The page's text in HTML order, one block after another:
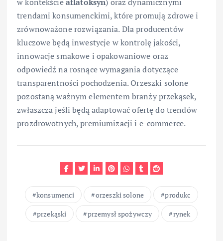
w kontekścieaflatoksyn) oraz dynamicznymi
trendami konsumenckimi, które promują zdrowe i
zrównoważone rozwiązania. Dla producentów
kluczowe będą inwestycje w kontrolę jakości,
innowacje smakowe i opakowaniowe oraz
odpowiedź na rosnące wymagania dotyczące
transparentności pochodzenia. Orzeszki solone
pozostaną ważnym elementem branży przekąsek,
zwłaszcza jeśli będą adaptować ofertę do trendów
prozdrowotnych, premiumizacji i e-commerce.
konsumenci orzeszki solone
produkc
przekąski
przemysł spożywczy rynek